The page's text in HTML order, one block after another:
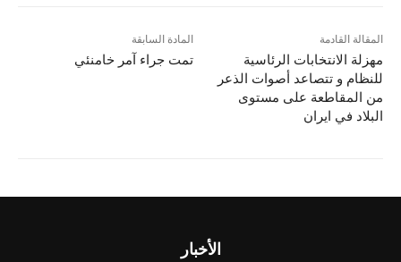
المادة السابقة
تمت جراء آمر خامنئي
المقالة القادمة
مهزلة الانتخابات الرئاسية
للنظام و تتصاعد أصوات الذعر
من المقاطعة على مستوى
البلاد في ایران
الأخبار